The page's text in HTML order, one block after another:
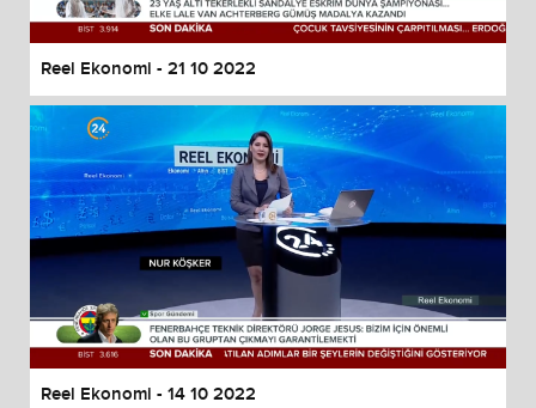
Reel Ekonomi - 21 10 2022
Reel Ekonomi - 14 10 2022